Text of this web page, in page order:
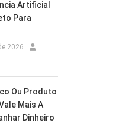
Artificial
Para
2026
Ou Produto
Mais A
Dinheiro